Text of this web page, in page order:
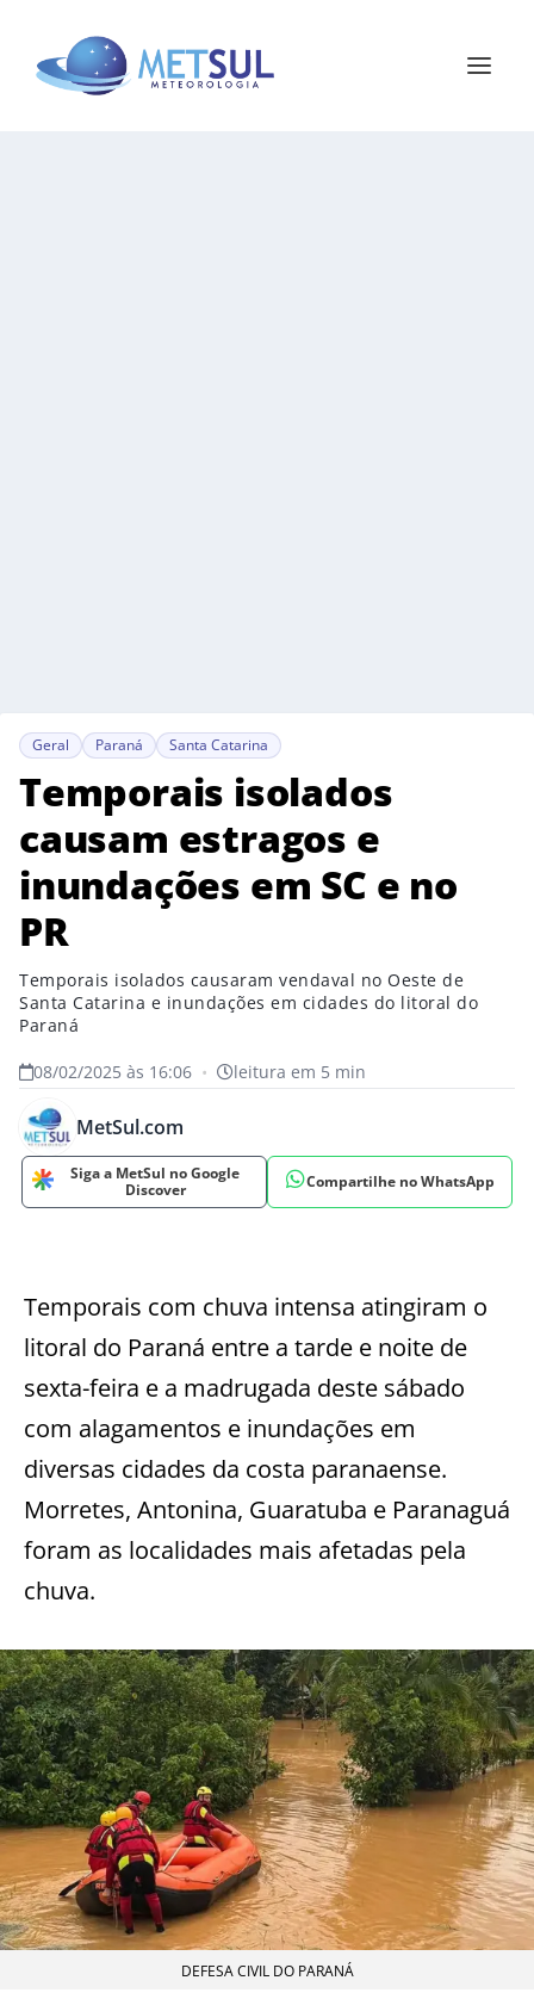
Geral Paraná Santa Catarina
Temporais isolados
causam estragos e
inundações em SC e no
PR
Temporais isolados causaram vendaval no Oeste de
Santa Catarina e inundações em cidades do litoral do
Paraná
08/02/2025 às 16:06 • leitura em 5 min
MetSul.com
Siga a MetSul no Google
Discover
Compartilhe no WhatsApp
Temporais com chuva intensa atingiram o
litoral do Paraná entre a tarde e noite de
sexta-feira e a madrugada deste sábado
com alagamentos e inundações em
diversas cidades da costa paranaense.
Morretes, Antonina, Guaratuba e Paranaguá
foram as localidades mais afetadas pela
chuva.
DEFESA CIVIL DO PARANÁ